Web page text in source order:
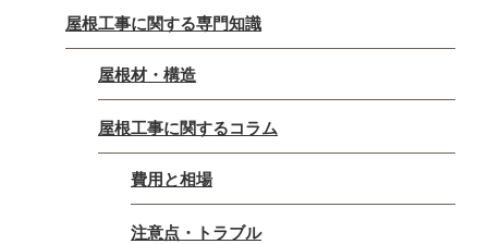
屋根工事に関する専門知識
屋根材・構造
屋根工事に関するコラム
費用と相場
注意点・トラブル